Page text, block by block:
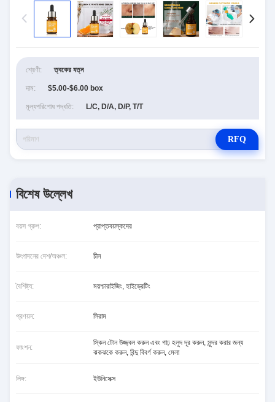
শ্রেণী: ত্বকের যত্ন
দাম: $5.00-$6.00 box
মূল্যপরিশোধ পদ্ধতি: L/C, D/A, D/P, T/T
RFQ
বিশেষ উল্লেখ
বয়স গ্রুপ: প্রাপ্তবয়স্কদের
উৎপাদনের দেশ/অঞ্চল: চীন
বৈশিষ্ট্য: ময়শ্চারাইজিং, হাইড্রেটিং
প্রণয়ন: সিরাম
ফাংশন:
স্কিন টোন উজ্জ্বল করুন এবং গাঢ় হলুদ দূর করুন, সুন্দর করার জন্য
ঝকঝকে করুন, বিন্দু বিবর্ণ করুন, মেলা
লিঙ্গ: ইউনিসেক্স